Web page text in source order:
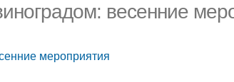
весенние
мероприятия